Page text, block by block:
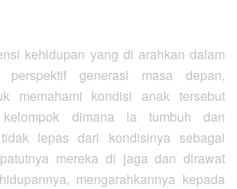
kehidupan yang di arahkan dalam
generasi masa depan,
memahami kondisi anak tersebut
dimana ia tumbuh dan
lepas dari kondisinya sebagai
mereka di jaga dan dirawat
mengarahkannya kepada